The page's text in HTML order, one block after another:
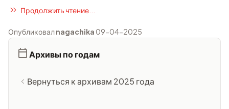
Продолжить чтение...
Опубликовалnagachika 09-04-2025
Архивы по годам
Вернуться к архивам 2025 года